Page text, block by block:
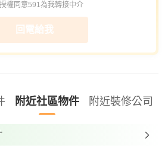
權同意591為我轉接中介
回電給我
附近社區物件 附近裝修公司